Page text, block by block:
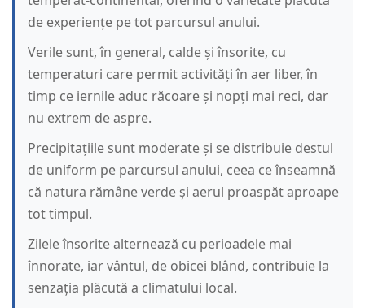
de experiențe pe tot parcursul anului.
Verile sunt, în general, calde și însorite, cu
temperaturi care permit activități în aer liber, în
timp ce iernile aduc răcoare și nopți mai reci, dar
nu extrem de aspre.
Precipitațiile sunt moderate și se distribuie destul
de uniform pe parcursul anului, ceea ce înseamnă
că natura rămâne verde și aerul proaspăt aproape
tot timpul.
Zilele însorite alternează cu perioadele mai
înnorate, iar vântul, de obicei blând, contribuie la
senzația plăcută a climatului local.